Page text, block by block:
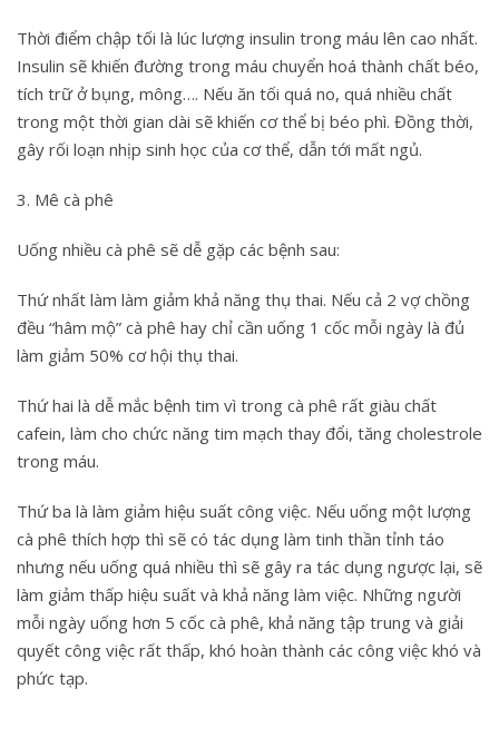
Thời điểm chập tối là lúc lượng insulin trong máu lên cao nhất.
Insulin sẽ khiến đường trong máu chuyển hoá thành chất béo,
tích trữ ở bụng, mông…. Nếu ăn tối quá no, quá nhiều chất
trong một thời gian dài sẽ khiến cơ thể bị béo phì. Đồng thời,
gây rối loạn nhịp sinh học của cơ thể, dẫn tới mất ngủ.
3. Mê cà phê
Uống nhiều cà phê sẽ dễ gặp các bệnh sau:
Thứ nhất làm làm giảm khả năng thụ thai. Nếu cả 2 vợ chồng
đều “hâm mộ” cà phê hay chỉ cần uống 1 cốc mỗi ngày là đủ
làm giảm 50% cơ hội thụ thai.
Thứ hai là dễ mắc bệnh tim vì trong cà phê rất giàu chất
cafein, làm cho chức năng tim mạch thay đổi, tăng cholestrole
trong máu.
Thứ ba là làm giảm hiệu suất công việc. Nếu uống một lượng
cà phê thích hợp thì sẽ có tác dụng làm tinh thần tỉnh táo
nhưng nếu uống quá nhiều thì sẽ gây ra tác dụng ngược lại, sẽ
làm giảm thấp hiệu suất và khả năng làm việc. Những người
mỗi ngày uống hơn 5 cốc cà phê, khả năng tập trung và giải
quyết công việc rất thấp, khó hoàn thành các công việc khó và
phức tạp.